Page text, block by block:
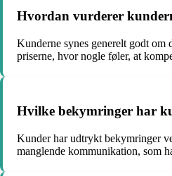
Hvordan vurderer
Kunderne synes generelt godt
priserne, hvor nogle føler, at
Hvilke bekymringer har
Kunder har udtrykt bekymringer
manglende kommunikation, som